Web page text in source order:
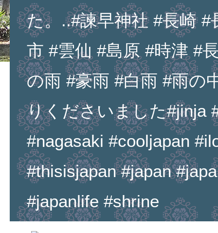
た。..#諫早神社 #長崎 #
市 #雲仙 #島原 #時津 #
の雨 #豪雨 #白雨 #雨の
りくださいました#jinja
#nagasaki #cooljapan
#thisisjapan #japan
#japanlife #shrine